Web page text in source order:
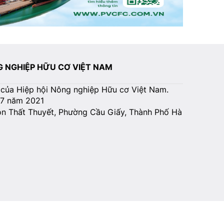
NGHIỆP HỮU CƠ VIỆT NAM
Hiệp hội Nông nghiệp Hữu cơ Việt Nam.
năm 2021
Thất Thuyết, Phường Cầu Giấy, Thành Phố Hà